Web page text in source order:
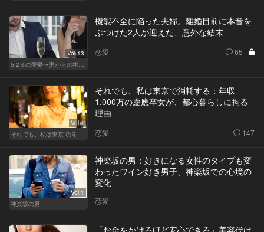
Vol.13
5.2％の憂鬱〜妻からの挑戦状〜
機能不全に陥った夫婦。離婚目前に本音を
ぶつけた2人が迎えた、意外な結末
恋愛 65
Vol.1
それでも、私は東京で消耗する
それでも、私は東京で消耗する：年収
1,000万の慶應卒女が、都心暮らしに拘る
理由
恋愛 147
Vol.1
神楽坂の男
神楽坂の男：好きになる女性のタイプも変
わったワイン好き男子、神楽坂での心境の
変化
恋愛